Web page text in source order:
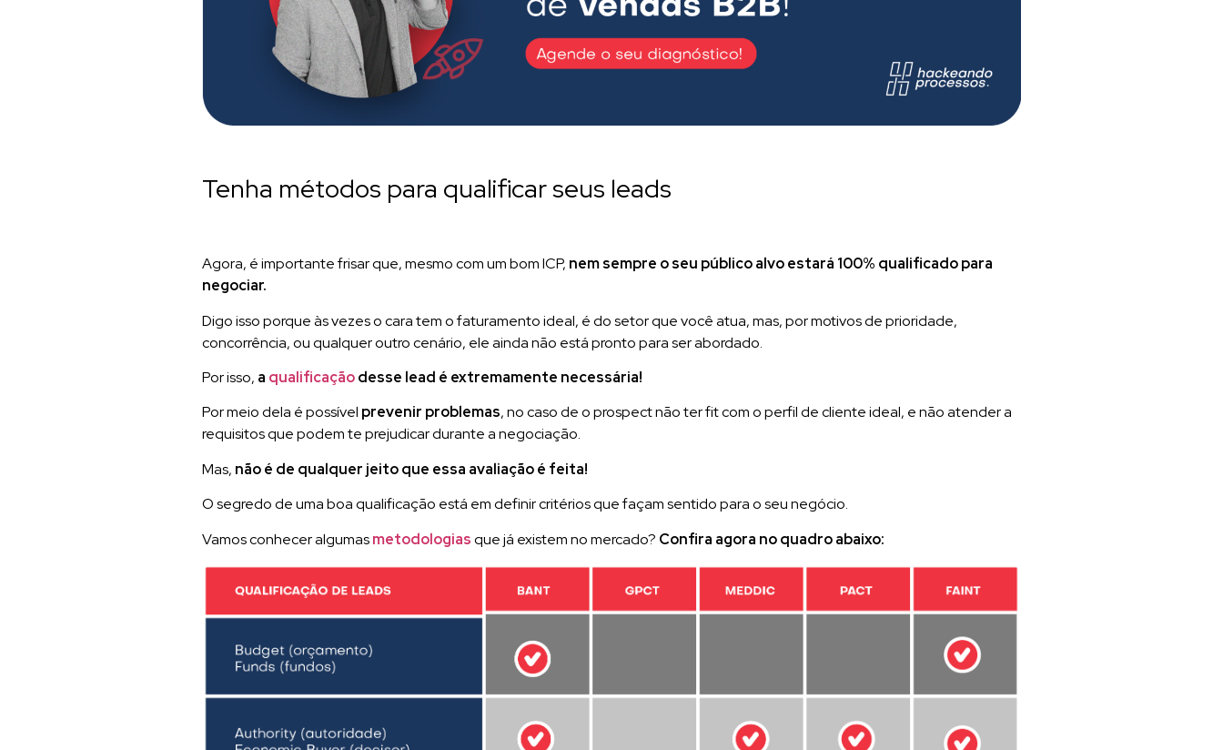
Tenha métodos para qualificar seus leads
Agora, é importante frisar que, mesmo com um bom ICP, nem sempre o seu público alvo estará 100% qualificado para
negociar.
Digo isso porque às vezes o cara tem o faturamento ideal, é do setor que você atua, mas, por motivos de prioridade,
concorrência, ou qualquer outro cenário, ele ainda não está pronto para ser abordado.
Por isso, a qualificaçãodesse lead é extremamente necessária!
Por meio dela é possível prevenir problemas, no caso de o prospect não ter fit com o perfil de cliente ideal, e não atender a
requisitos que podem te prejudicar durante a negociação.
Mas, não é de qualquer jeito que essa avaliação é feita!
O segredo de uma boa qualificação está em definir critérios que façam sentido para o seu negócio.
Vamos conhecer algumasmetodologiasque já existem no mercado? Confira agora no quadro abaixo: